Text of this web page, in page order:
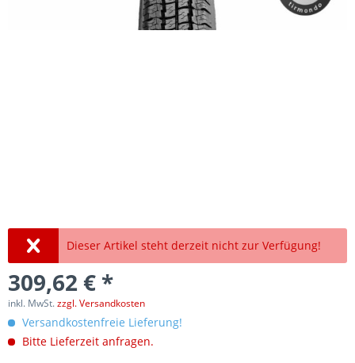
Dieser Artikel steht derzeit nicht zur Verfügung!
309,62 € *
inkl. MwSt.zzgl. Versandkosten
Versandkostenfreie Lieferung!
Bitte Lieferzeit anfragen.